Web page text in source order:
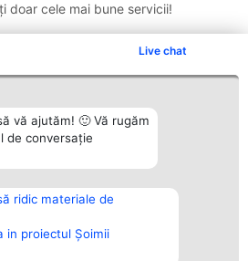
Live chat
vă ajutăm! 🙂 Vă rugăm
de conversație
ridic materiale de
in proiectul Șoimii
doar cele mai bune servicii!
Plebiscyt
Lista Tuturor
Laureaților
Contact